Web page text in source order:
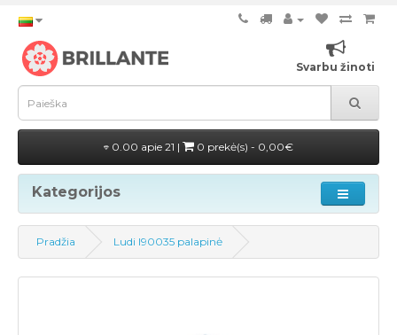
Svarbu žinoti
0.00 apie 21 | 0 prekė(s) - 0,00€
Kategorijos
Pradžia Ludi l90035 palapinė